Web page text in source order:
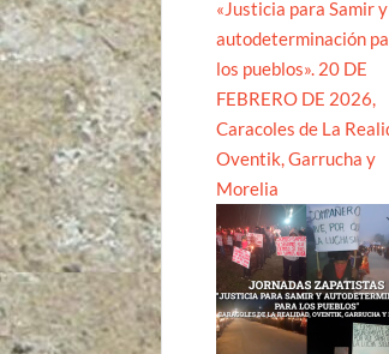
«Justicia para Samir y
autodeterminación
los pueblos». 20 DE
FEBRERO DE 2026,
Caracoles de La
Oventik, Garrucha y
Morelia